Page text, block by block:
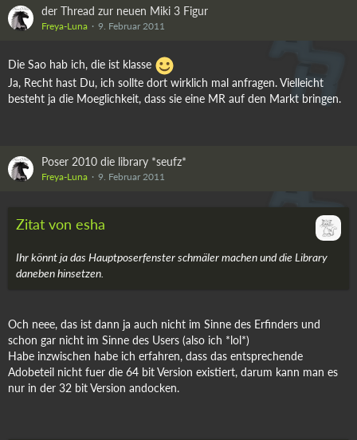
der Thread zur neuen Miki 3 Figur
Freya-Luna 9. Februar 2011
Die Sao hab ich, die ist klasse
Ja, Recht hast Du, ich sollte dort wirklich mal anfragen. Vielleicht
besteht ja die Moeglichkeit, dass sie eine MR auf den Markt bringen.
Poser 2010 die library *seufz*
Freya-Luna 9. Februar 2011
Zitat von esha
Ihr könnt ja das Hauptposerfenster schmäler machen und die Library
daneben hinsetzen.
Och neee, das ist dann ja auch nicht im Sinne des Erfinders und
schon gar nicht im Sinne des Users (also ich *lol*)
Habe inzwischen habe ich erfahren, dass das entsprechende
Adobeteil nicht fuer die 64 bit Version existiert, darum kann man es
nur in der 32 bit Version andocken.